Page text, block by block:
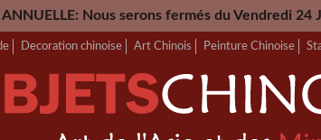
fermés du Vendredi 24 Juillet jusqu'au
Decoration chinoise Art Chinois Peinture Chinoise